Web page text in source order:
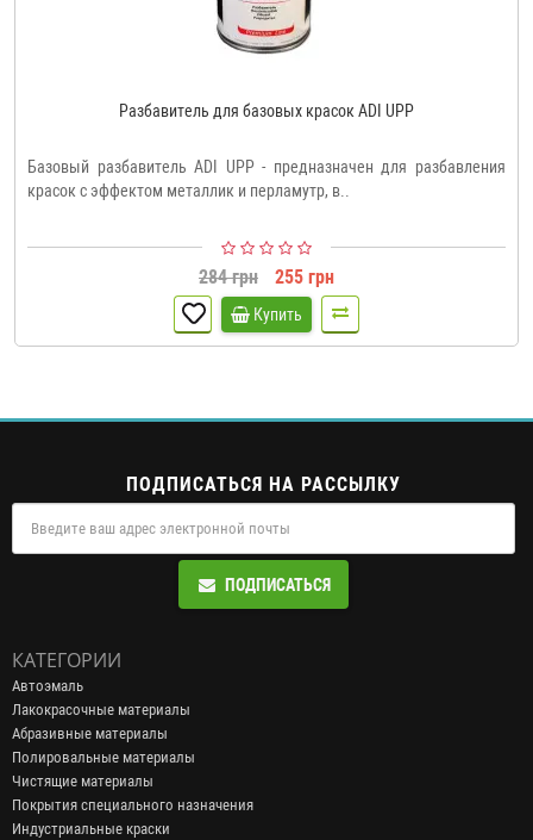
Разбавитель для базовых красок ADI UPP
Базовый разбавитель ADI UPP - предназначен для разбавления
красок с эффектом металлик и перламутр, в..
284 грн 255 грн
Купить
ПОДПИСАТЬСЯ НА РАССЫЛКУ
ПОДПИСАТЬСЯ
КАТЕГОРИИ
Автоэмаль
Лакокрасочные материалы
Абразивные материалы
Полировальные материалы
Чистящие материалы
Покрытия специального назначения
Индустриальные краски